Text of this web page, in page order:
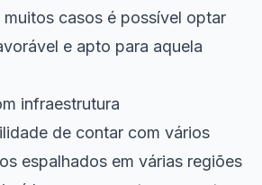
muitos casos é possível optar
e apto para aquela
infraestrutura
de contar com vários
espalhados em várias regiões